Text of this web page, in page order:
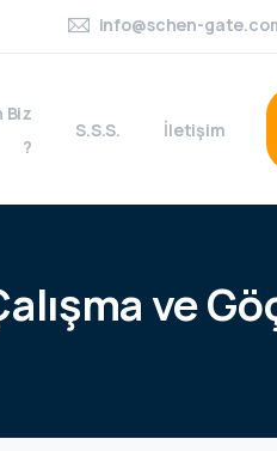
info@schen-
Biz
?
S.S.S. İletişim
ve